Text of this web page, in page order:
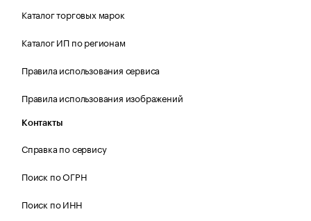
Каталог торговых марок
Каталог ИП по регионам
Правила использования сервиса
Правила использования изображений
Контакты
Справка по сервису
Поиск по ОГРН
Поиск по ИНН